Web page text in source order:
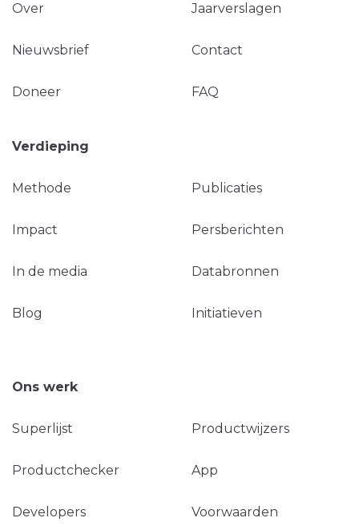
Over Jaarverslagen
Nieuwsbrief Contact
Doneer FAQ
Verdieping
Methode Publicaties
Impact Persberichten
In de media Databronnen
Blog Initiatieven
Ons werk
Superlijst Productwijzers
Productchecker App
Developers Voorwaarden